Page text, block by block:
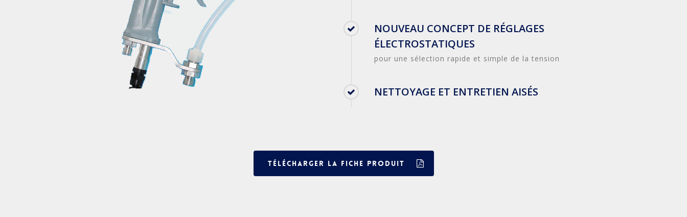
NOUVEAU CONCEPT DE RÉGLAGES
ÉLECTROSTATIQUES
pour une sélection rapide et simple de la tension
NETTOYAGE ET ENTRETIEN AISÉS
Télécharger la fiche produit